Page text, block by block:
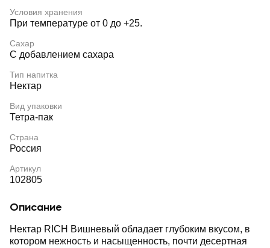
Условия хранения
При температуре от 0 до +25.
Сахар
С добавлением сахара
Тип напитка
Нектар
Вид упаковки
Тетра-пак
Страна
Россия
Артикул
102805
Описание
Нектар RICH Вишневый обладает глубоким вкусом, в
котором нежность и насыщенность, почти десертная